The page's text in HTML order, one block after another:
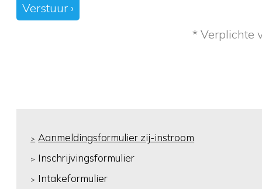
Verstuur ›
* Verplichte
Aanmeldingsformulier zij-instroom
Inschrijvingsformulier
Intakeformulier